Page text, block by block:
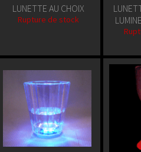
LUNETTE AU CHOIX
Rupture de stock